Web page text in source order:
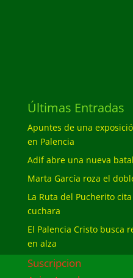
Últimas Entradas
Apuntes de una
en Palencia
Adif abre una nueva
Marta García roza el
La Ruta del Pucherito
cuchara
El Palencia Cristo busca
en alza
Suscripcion